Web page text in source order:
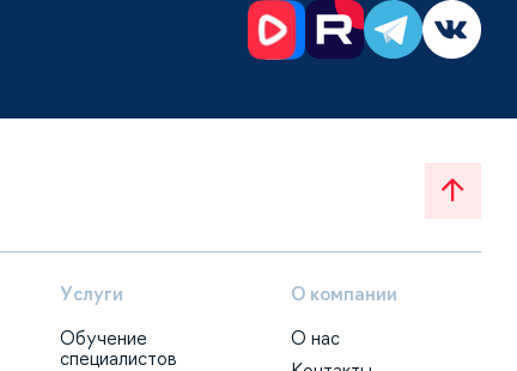
Услуги
Обучение
специалистов
О компании
О нас